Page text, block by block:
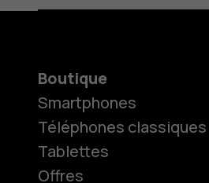
Boutique
Smartphones
Téléphones classiques
Tablettes
Offres